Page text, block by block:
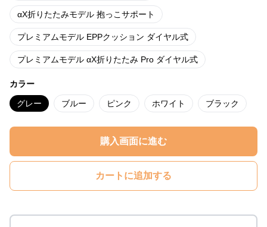
αX折りたたみモデル 抱っこサポート
プレミアムモデル EPPクッション ダイヤル式
プレミアムモデル αX折りたたみ Pro ダイヤル式
カラー
グレー ブルー ピンク ホワイト ブラック
購入画面に進む
カートに追加する